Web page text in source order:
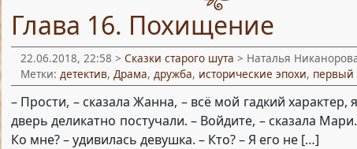
Глава 16. Похищение
22.06.2018, 22:58 > Сказки старого шута > Наталья
Метки: детектив, Драма, дружба, исторические эпохи, первый
– Прости, – сказала Жанна, – всё мой гадкий
дверь деликатно постучали. – Войдите, – сказала
Ко мне? – удивилась девушка. – Кто? – Я его не […]